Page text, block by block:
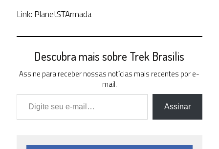
Link: PlanetSTArmada
Descubra mais sobre Trek Brasilis
Assine para receber nossas notícias mais recentes por e-
mail.
Digite seu e-mail…
Assinar